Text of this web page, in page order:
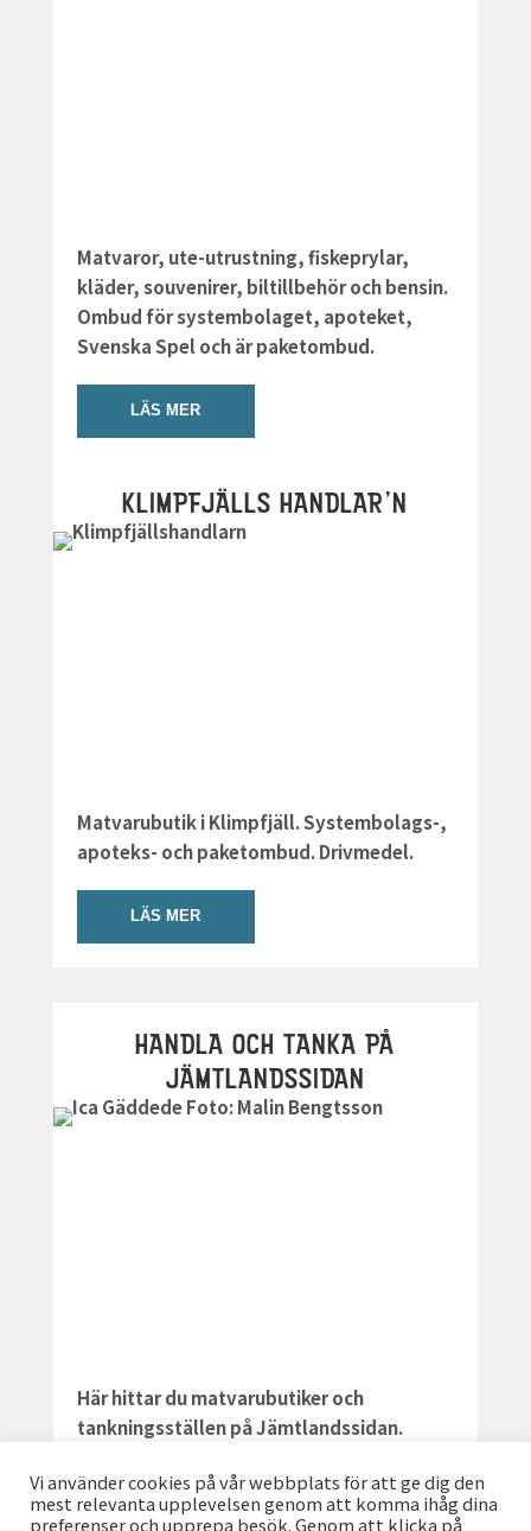
Matvaror, ute-utrustning, fiskeprylar,
kläder, souvenirer, biltillbehör och bensin.
Ombud för systembolaget, apoteket,
Svenska Spel och är paketombud.
LÄS MER
KLIMPFJÄLLS HANDLAR’N
Matvarubutik i Klimpfjäll. Systembolags-,
apoteks- och paketombud. Drivmedel.
LÄS MER
HANDLA OCH TANKA PÅ
JÄMTLANDSSIDAN
Här hittar du matvarubutiker och
tankningsställen på Jämtlandssidan.
LÄS MER
Vi använder cookies på vår webbplats för att ge dig den
mest relevanta upplevelsen genom att komma ihåg dina
preferenser och upprepa besök. Genom att klicka på